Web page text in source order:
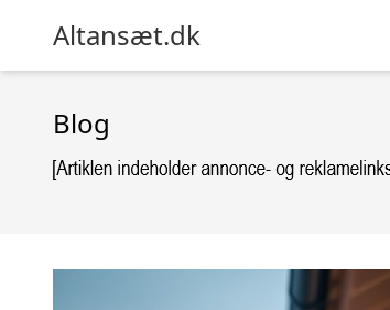
Altansæt.dk
Blog